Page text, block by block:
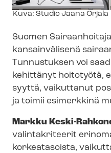
Kuvateksti
Kuva: Studio Jaana Orjala
Suomen
kansainvälisenä
Tunnustuksen voi
kehittänyt hoitotyötä,
syyt­tä, vaikuttanut
ja toimii esimerkkinä
Markku Keski-
valintakriteerit
korkeatasoista,